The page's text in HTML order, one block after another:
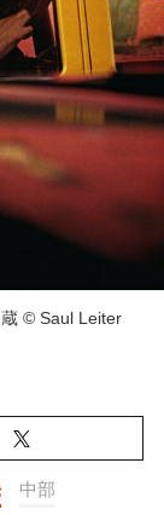
蔵 © Saul Leiter
中部